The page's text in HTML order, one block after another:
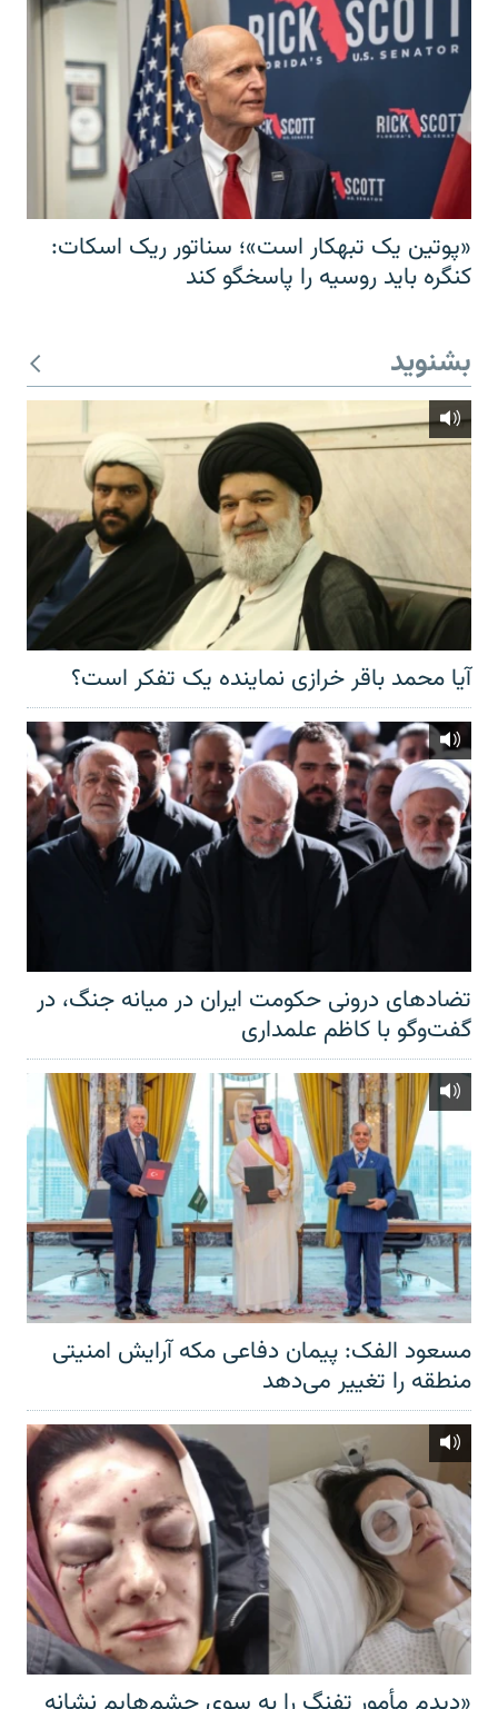
«پوتین یک تبهکار است»؛ سناتور ریک اسکات:
کنگره باید روسیه را پاسخگو کند
بشنوید
آیا محمد باقر خرازی نماینده یک تفکر است؟
تضادهای درونی حکومت ایران در میانه جنگ، در
گفت‌‌وگو با کاظم علمداری
مسعود الفک: پیمان دفاعی مکه آرایش امنیتی
منطقه را تغییر می‌دهد